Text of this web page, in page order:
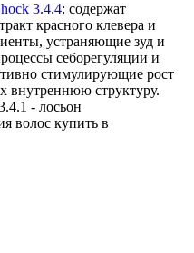
3.4.4: содержат
красного клевера и
устраняющие зуд и
себорегуляции и
стимулирующие рост
внутреннюю структуру.